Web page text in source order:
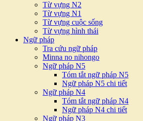
Từ vựng N2
Từ vựng N1
Từ vựng cuộc sống
Từ vựng hình thái
Ngữ pháp
Tra cứu ngữ pháp
Minna no nihongo
Ngữ pháp N5
Tóm tắt ngữ pháp N5
Ngữ pháp N5 chi tiết
Ngữ pháp N4
Tóm tắt ngữ pháp N4
Ngữ pháp N4 chi tiết
Ngữ pháp N3